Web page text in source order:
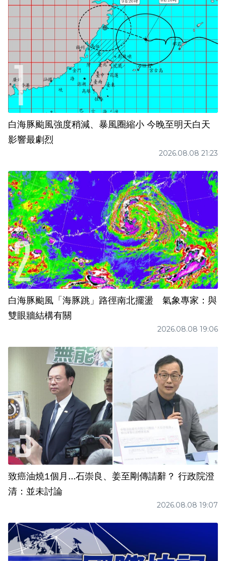
白海豚颱風強度稍減、暴風圈縮小 今晚至明天白天
影響最劇烈
2026.08.08 21:23
白海豚颱風「海豚跳」路徑南北擺盪 氣象專家：與
雙眼牆結構有關
2026.08.08 19:06
致癌油燒1個月...石崇良、姜至剛傳請辭？ 行政院澄
清：並未討論
2026.08.08 19:07